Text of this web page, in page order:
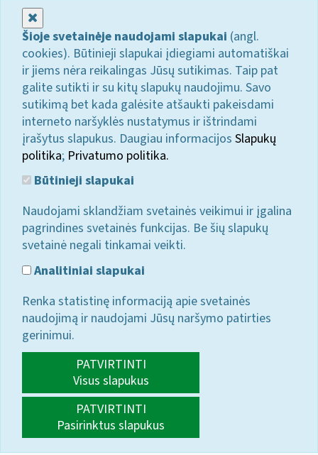
Šioje svetainėje naudojami slapukai (angl.
cookies). Būtinieji slapukai įdiegiami automatiškai
ir jiems nėra reikalingas Jūsų sutikimas. Taip pat
galite sutikti ir su kitų slapukų naudojimu. Savo
sutikimą bet kada galėsite atšaukti pakeisdami
interneto naršyklės nustatymus ir ištrindami
įrašytus slapukus. Daugiau informacijos Slapukų
politika; Privatumo politika.
Būtinieji slapukai
Naudojami sklandžiam svetainės veikimui ir įgalina
pagrindines svetainės funkcijas. Be šių slapukų
svetainė negali tinkamai veikti.
Analitiniai slapukai
Renka statistinę informaciją apie svetainės
naudojimą ir naudojami Jūsų naršymo patirties
gerinimui.
PATVIRTINTI
Visus slapukus
PATVIRTINTI
Pasirinktus slapukus